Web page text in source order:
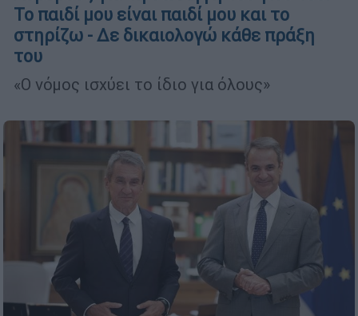
Το παιδί μου είναι παιδί μου και το
στηρίζω - Δε δικαιολογώ κάθε πράξη
του
«Ο νόμος ισχύει το ίδιο για όλους»